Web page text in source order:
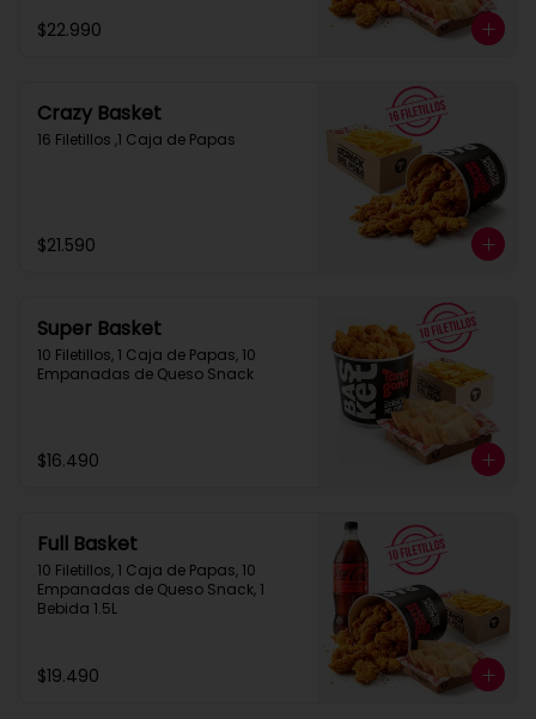
$22.990
Crazy Basket
16 Filetillos ,1 Caja de Papas
$21.590
Super Basket
10 Filetillos, 1 Caja de Papas, 10
Empanadas de Queso Snack
$16.490
Full Basket
10 Filetillos, 1 Caja de Papas, 10
Empanadas de Queso Snack, 1
Bebida 1.5L
$19.490